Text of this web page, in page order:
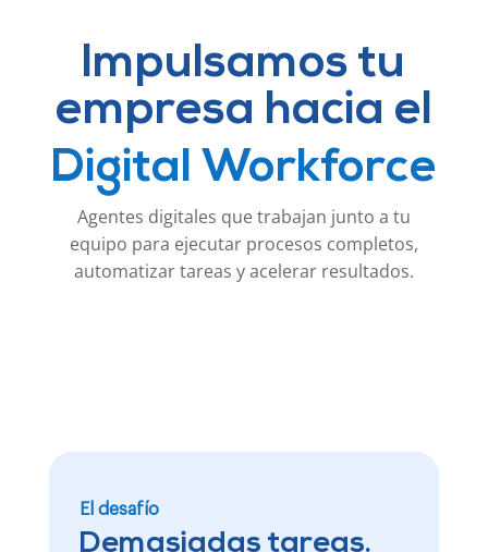
Impulsamos tu
empresa hacia el
Digital Workforce
Agentes digitales que trabajan junto a tu
equipo para ejecutar procesos completos,
automatizar tareas y acelerar resultados.
El desafío
Demasiadas tareas.